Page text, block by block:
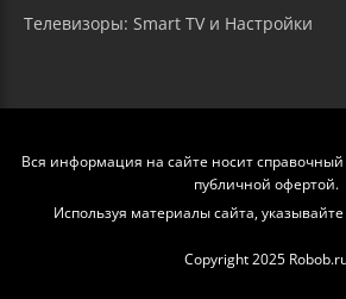
Телевизоры: Smart TV и Настройки
Вся информация на сайте носит справочный
публичной офертой.
Используя материалы сайта,
Copyright 2025